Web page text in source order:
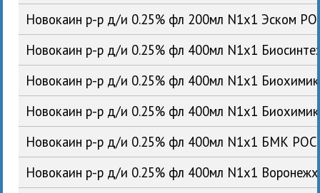
Новокаин р-р д/и 0.25% фл 200мл N1x1 Эском
Новокаин р-р д/и 0.25% фл 400мл N1x1
Новокаин р-р д/и 0.25% фл 400мл N1x1
Новокаин р-р д/и 0.25% фл 400мл N1x1
Новокаин р-р д/и 0.25% фл 400мл N1x1 БМК РОС
Новокаин р-р д/и 0.25% фл 400мл N1x1